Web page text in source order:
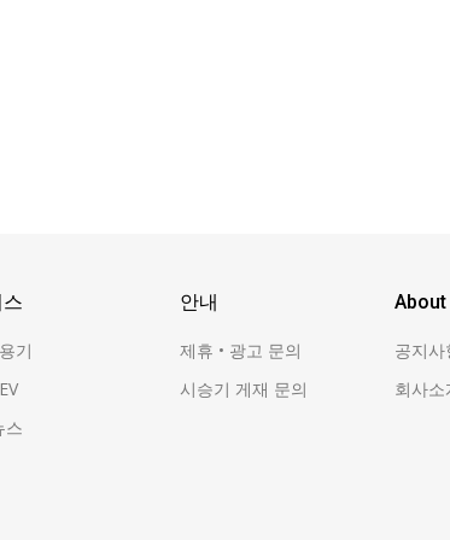
기
스
안내
제휴 • 광고 문의
시승기 게재 문의
About
공지사
회사소